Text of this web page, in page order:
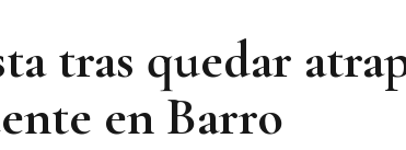
tras quedar
en Barro